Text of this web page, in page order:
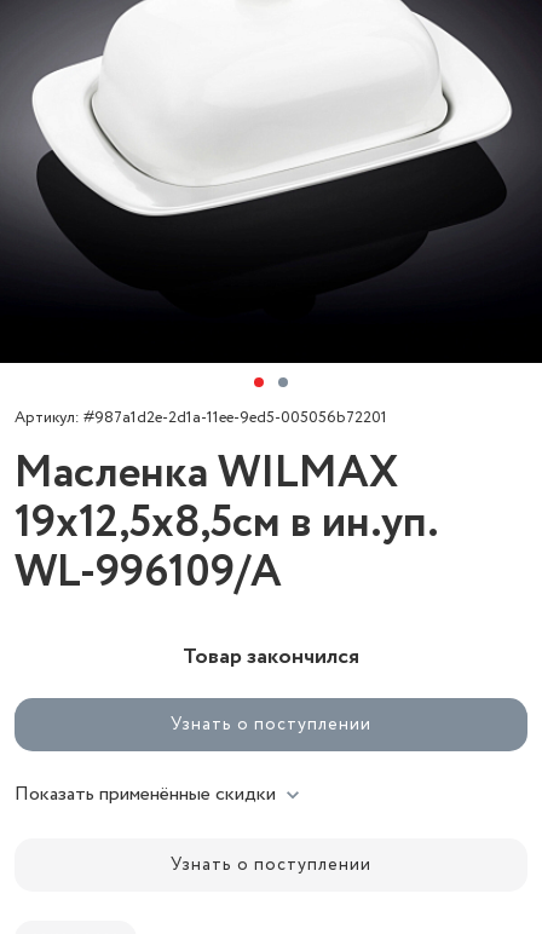
Артикул: #987a1d2e-2d1a-11ee-9ed5-005056b72201
Масленка WILMAX
19х12,5х8,5см в ин.уп.
WL-996109/A
Товар закончился
Узнать о поступлении
Показать применённые скидки
Узнать о поступлении